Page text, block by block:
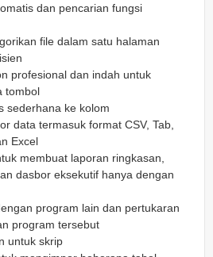
dan pencarian fungsi
file dalam satu halaman
profesional dan indah untuk
tombol
sederhana ke kolom
data termasuk format CSV, Tab,
Excel
membuat laporan ringkasan,
dasbor eksekutif hanya dengan
program lain dan pertukaran
program tersebut
untuk skrip